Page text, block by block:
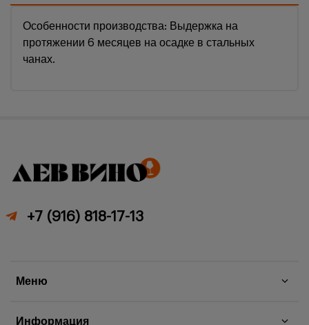
Особенности производства: Выдержка на
протяжении 6 месяцев на осадке в стальных
чанах.
Меню
Информация
+7 (916) 818-17-13